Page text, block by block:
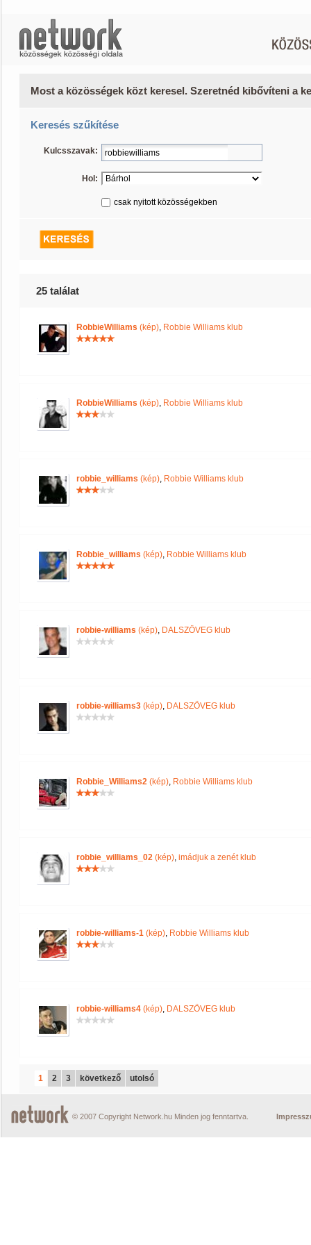
Most a közösségek közt keresel. Szeretnéd kibővíteni a
Keresés szűkítése
Kulcsszavak:
Hol:
csak nyitott közösségekben
25 találat
RobbieWilliams (kép), Robbie Williams klub
RobbieWilliams (kép), Robbie Williams klub
robbie_williams (kép), Robbie Williams klub
Robbie_williams (kép), Robbie Williams klub
robbie-williams (kép), DALSZÖVEG klub
robbie-williams3 (kép), DALSZÖVEG klub
Robbie_Williams2 (kép), Robbie Williams klub
robbie_williams_02 (kép), imádjuk a zenét klub
robbie-williams-1 (kép), Robbie Williams klub
robbie-williams4 (kép), DALSZÖVEG klub
1 2 3 következő utolsó
© 2007 Copyright Network.hu Minden jog fenntartva.